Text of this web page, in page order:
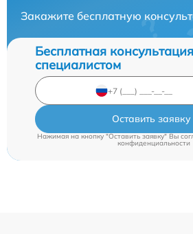
Закажите бесплатную
Бесплатная
специалистом
Оставить заявку
Нажимая на кнопку "Оставить заявку" Вы
конфиденциальности